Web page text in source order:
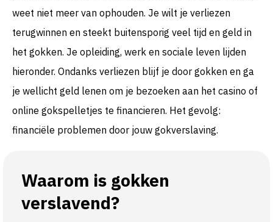
weet niet meer van ophouden. Je wilt je verliezen
terugwinnen en steekt buitensporig veel tijd en geld in
het gokken. Je opleiding, werk en sociale leven lijden
hieronder. Ondanks verliezen blijf je door gokken en ga
je wellicht geld lenen om je bezoeken aan het casino of
online gokspelletjes te financieren. Het gevolg:
financiële problemen door jouw gokverslaving.
Waarom is gokken
verslavend?